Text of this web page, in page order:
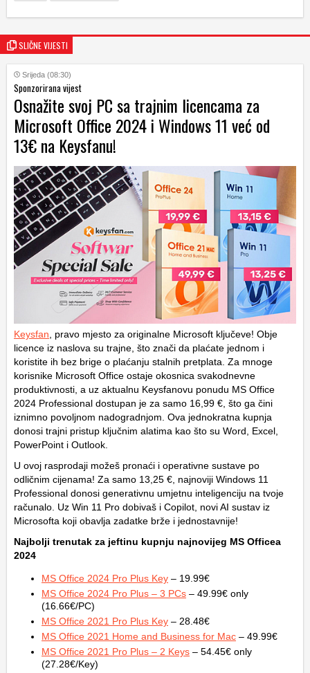
SLIČNE VIJESTI
Srijeda (08:30)
Sponzorirana vijest
Osnažite svoj PC sa trajnim licencama za
Microsoft Office 2024 i Windows 11 već od
13€ na Keysfanu!
Keysfan, pravo mjesto za originalne Microsoft ključeve! Obje
licence iz naslova su trajne, što znači da plaćate jednom i
koristite ih bez brige o plaćanju stalnih pretplata. Za mnoge
korisnike Microsoft Office ostaje okosnica svakodnevne
produktivnosti, a uz aktualnu Keysfanovu ponudu MS Office
2024 Professional dostupan je za samo 16,99 €, što ga čini
iznimno povoljnom nadogradnjom. Ova jednokratna kupnja
donosi trajni pristup ključnim alatima kao što su Word, Excel,
PowerPoint i Outlook.
U ovoj rasprodaji možeš pronaći i operativne sustave po
odličnim cijenama! Za samo 13,25 €, najnoviji Windows 11
Professional donosi generativnu umjetnu inteligenciju na tvoje
računalo. Uz Win 11 Pro dobivaš i Copilot, novi AI sustav iz
Microsofta koji obavlja zadatke brže i jednostavnije!
Najbolji trenutak za jeftinu kupnju najnovijeg MS Officea
2024
MS Office 2024 Pro Plus Key – 19.99€
MS Office 2024 Pro Plus – 3 PCs – 49.99€ only
(16.66€/PC)
MS Office 2021 Pro Plus Key – 28.48€
MS Office 2021 Home and Business for Mac – 49.99€
MS Office 2021 Pro Plus – 2 Keys – 54.45€ only
(27.28€/Key)